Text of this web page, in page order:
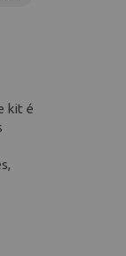
kit é